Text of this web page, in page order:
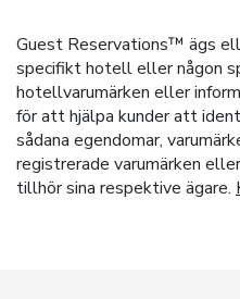
Guest Reservations™ ägs
specifikt hotell eller någon
hotellvarumärken eller
för att hjälpa kunder att
sådana egendomar,
registrerade varumärken
tillhör sina respektive ägare.